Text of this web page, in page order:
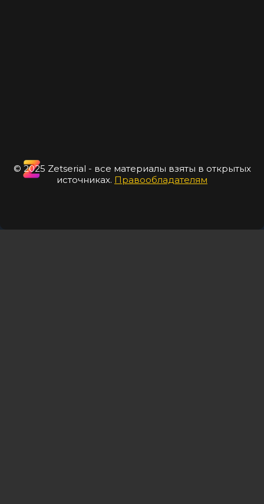
© 2025 Zetserial - все материалы взяты в открытых
источниках. Правообладателям